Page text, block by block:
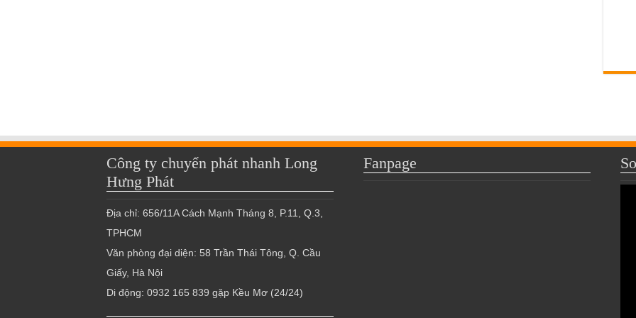
Công ty chuyển phát nhanh Long
Hưng Phát
Địa chỉ: 656/11A Cách Mạnh Tháng 8, P.11, Q.3,
TPHCM
Văn phòng đại diện: 58 Trần Thái Tông, Q. Cầu
Giấy, Hà Nội
Di động: 0932 165 839 gặp Kều Mơ (24/24)
Fanpage